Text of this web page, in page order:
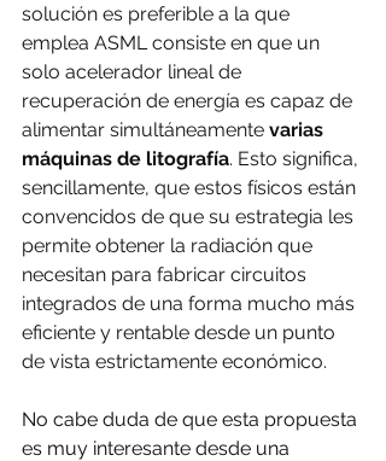
solución es preferible a la que
emplea ASML consiste en que un
solo acelerador lineal de
recuperación de energía es capaz de
alimentar simultáneamente varias
máquinas de litografía. Esto significa,
sencillamente, que estos físicos están
convencidos de que su estrategia les
permite obtener la radiación que
necesitan para fabricar circuitos
integrados de una forma mucho más
eficiente y rentable desde un punto
de vista estrictamente económico.
No cabe duda de que esta propuesta
es muy interesante desde una